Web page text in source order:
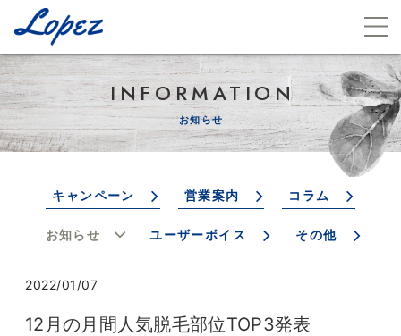
INFORMATION
お知らせ
キャンペーン 営業案内 コラム
お知らせ ユーザーボイス その他
2022/01/07
12月の月間人気脱毛部位TOP3発表